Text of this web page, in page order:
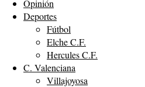
Opinión
Deportes
Fútbol
Elche C.F.
Hercules C.F.
C. Valenciana
Villajoyosa